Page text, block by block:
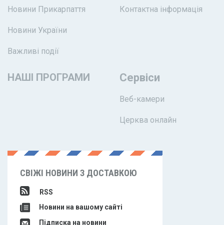
Новини Прикарпаття
Новини України
Важливі події
Контактна інформація
НАШІ ПРОГРАМИ Сервіси
Веб-камери
Церква онлайн
СВІЖІ НОВИНИ З ДОСТАВКОЮ
RSS
Новини на вашому сайті
Підписка на новини